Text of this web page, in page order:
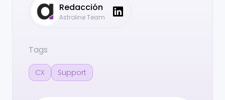
Redacción
Astroline Team
Tags
CX Support